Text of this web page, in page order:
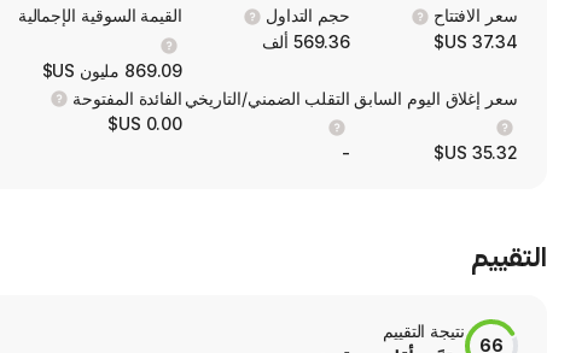
سعر الافتتاح
37.34 US$
حجم التداول
569.36 ألف
القيمة السوقية الإجمالية
869.09 مليون US$
سعر إغلاق اليوم السابق
35.32 US$
التقلب الضمني/التاريخي
-
الفائدة المفتوحة
0.00 US$
التقييم
66
نتيجة التقييم